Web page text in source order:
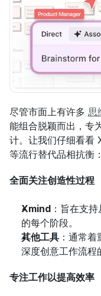
尽管市面上有许多 思
能组合脱颖而出，专
计。让我们仔细看
等流行替代品相抗衡：
全面关注创造性过程
Xmind ：旨在支
的每个阶段。
其他工具 ：通常
深度创意工作流程
专注工作以提高效率